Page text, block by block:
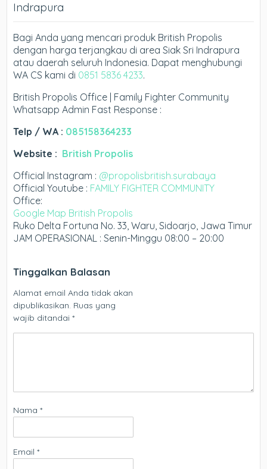
Indrapura
Bagi Anda yang mencari produk British Propolis
dengan harga terjangkau di area Siak Sri Indrapura
atau daerah seluruh Indonesia. Dapat menghubungi
WA CS kami di 0851 5836 4233.
British Propolis Office | Family Fighter Community
Whatsapp Admin Fast Response :
Telp / WA : 085158364233
Website : British Propolis
Official Instagram : @propolisbritish.surabaya
Official Youtube : FAMILY FIGHTER COMMUNITY
Office:
Google Map British Propolis
Ruko Delta Fortuna No. 33, Waru, Sidoarjo, Jawa Timur
JAM OPERASIONAL : Senin-Minggu 08:00 – 20:00
Tinggalkan Balasan
Alamat email Anda tidak akan
dipublikasikan. Ruas yang
wajib ditandai*
Nama*
Email*